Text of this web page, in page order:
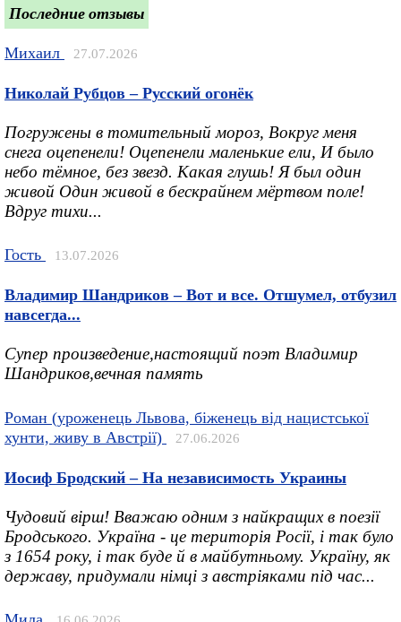
Последние отзывы
Михаил 27.07.2026
Николай Рубцов – Русский огонёк
Погружены в томительный мороз, Вокруг меня
снега оцепенели! Оцепенели маленькие ели, И было
небо тёмное, без звезд. Какая глушь! Я был один
живой Один живой в бескрайнем мёртвом поле!
Вдруг тихи...
Гость 13.07.2026
Владимир Шандриков – Вот и все. Отшумел, отбузил
навсегда...
Супер произведение,настоящий поэт Владимир
Шандриков,вечная память
Роман (уроженець Львова, біженець від нацистської
хунти, живу в Австрії)
27.06.2026
Иосиф Бродский – На независимость Украины
Чудовий вірш! Вважаю одним з найкращих в поезії
Бродського. Україна - це територія Росії, і так було
з 1654 року, і так буде й в майбутньому. Україну, як
державу, придумали німці з австріяками під час...